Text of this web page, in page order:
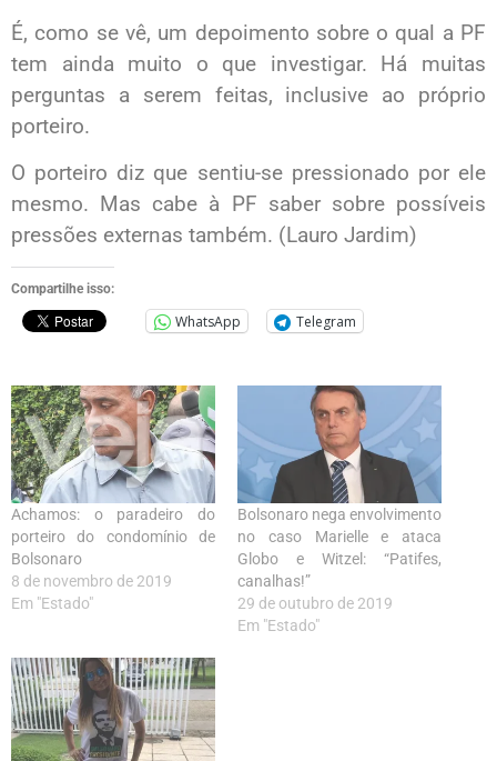
É, como se vê, um depoimento sobre o qual a PF
tem ainda muito o que investigar. Há muitas
perguntas a serem feitas, inclusive ao próprio
porteiro.
O porteiro diz que sentiu-se pressionado por ele
mesmo. Mas cabe à PF saber sobre possíveis
pressões externas também. (Lauro Jardim)
Compartilhe isso:
WhatsApp Telegram
Achamos: o paradeiro do
porteiro do condomínio de
Bolsonaro
8 de novembro de 2019
Em "Estado"
Bolsonaro nega envolvimento
no caso Marielle e ataca
Globo e Witzel: “Patifes,
canalhas!”
29 de outubro de 2019
Em "Estado"